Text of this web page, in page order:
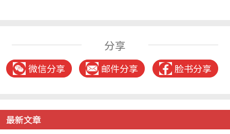
分享
微信分享 邮件分享 脸书分享
最新文章